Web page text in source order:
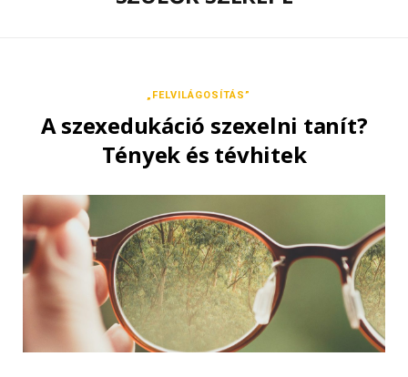
„FELVILÁGOSÍTÁS”
A szexedukáció szexelni tanít?
Tények és tévhitek